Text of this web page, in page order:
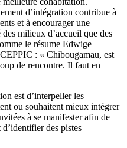
d’intégration contribue à
et à encourager une
milieux d’accueil que des
le résume Edwige
: « Chibougamau, est
de rencontre. Il faut en
est d’interpeller les
ou souhaitent mieux intégrer
à se manifester afin de
des pistes